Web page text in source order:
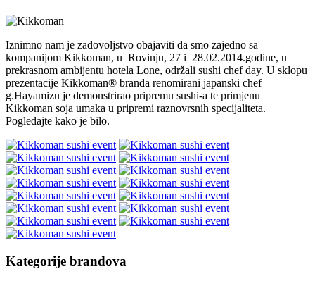
Iznimno nam je zadovoljstvo obajaviti da smo zajedno sa
kompanijom Kikkoman, u Rovinju, 27 i 28.02.2014.godine, u
prekrasnom ambijentu hotela Lone, održali sushi chef day. U sklopu
prezentacije Kikkoman® branda renomirani japanski chef
g.Hayamizu je demonstrirao pripremu sushi-a te primjenu
Kikkoman soja umaka u pripremi raznovrsnih specijaliteta.
Pogledajte kako je bilo.
Kategorije brandova